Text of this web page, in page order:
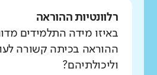
רלוונטיות ההוראה
באיזו מידה התלמידים
ההוראה בכיתה קשורה
וליכולתיהם?